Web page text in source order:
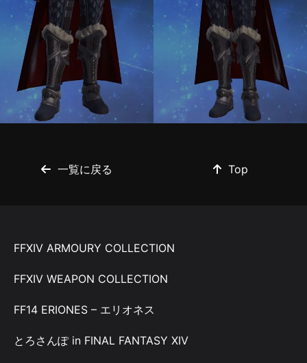
一覧に戻る Top
FFXIV ARMOURY COLLECTION
FFXIV WEAPON COLLECTION
FF14 ERIONES – エリオネス
とろさんぽ in FINAL FANTASY XIV